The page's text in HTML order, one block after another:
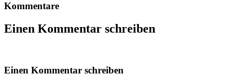
Kommentare
Einen Kommentar schreiben
Einen Kommentar schreiben